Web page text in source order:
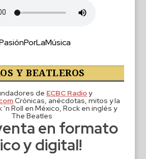
Y BEATLEROS
de ECBC Radioy
Crónicas, anécdotas, mitos y la
Roll en México, Rock en inglés y
The Beatles
venta en formato
y digital!